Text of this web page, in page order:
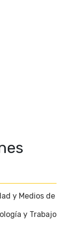
y Medios de
y Trabajo